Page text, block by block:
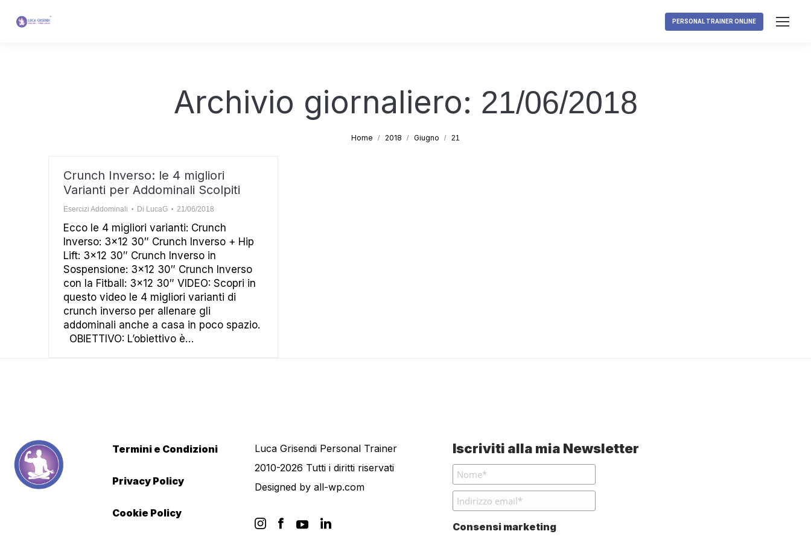
PERSONAL TRAINER ONLINE
Archivio giornaliero: 21/06/2018
Tu sei qui:
Home 2018 Giugno 21
Crunch Inverso: le 4 migliori
Varianti per Addominali Scolpiti
Esercizi Addominali Di LucaG 21/06/2018
Ecco le 4 migliori varianti: Crunch
Inverso: 3×12 30″ Crunch Inverso + Hip
Lift: 3×12 30″ Crunch Inverso in
Sospensione: 3×12 30″ Crunch Inverso
con la Fitball: 3×12 30″ VIDEO: Scopri in
questo video le 4 migliori varianti di
crunch inverso per allenare gli
addominali anche a casa in poco spazio.
OBIETTIVO: L’obiettivo è…
Termini e Condizioni
Privacy Policy
Cookie Policy
Luca Grisendi Personal Trainer
2010-2026 Tutti i diritti riservati
Designed byall-wp.com
Iscriviti alla mia Newsletter
Consensi marketing